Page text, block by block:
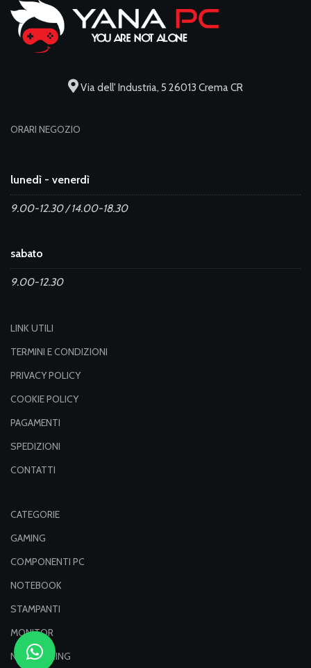
Via dell' Industria, 5 26013 Crema CR
ORARI NEGOZIO
lunedì - venerdì
9.00-12.30 / 14.00-18.30
sabato
9.00-12.30
LINK UTILI
TERMINI E CONDIZIONI
PRIVACY POLICY
COOKIE POLICY
PAGAMENTI
SPEDIZIONI
CONTATTI
CATEGORIE
GAMING
COMPONENTI PC
NOTEBOOK
STAMPANTI
MONITOR
NETWORKING